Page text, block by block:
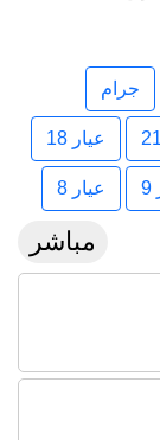
جرام
عيار 18
عيار 8
مباشر